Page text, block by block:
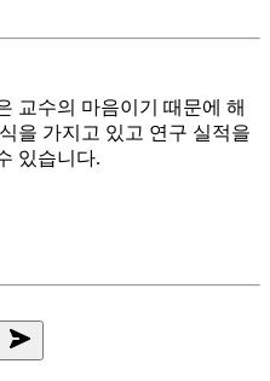
교수의 마음이기 때문에 해
을 가지고 있고 연구 실적을
있습니다.